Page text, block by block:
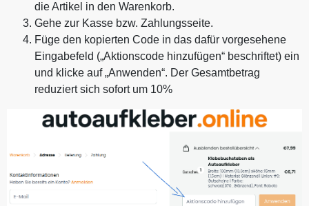
die Artikel in den Warenkorb.
Gehe zur Kasse bzw. Zahlungsseite.
Füge den kopierten Code in das dafür vorgesehene
Eingabefeld („Aktionscode hinzufügen“ beschriftet) ein
und klicke auf „Anwenden“. Der Gesamtbetrag
reduziert sich sofort um 10%